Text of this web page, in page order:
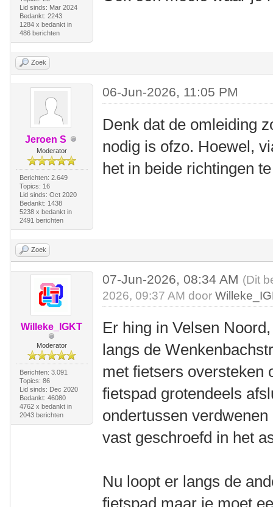
Lid sinds: Mar 2024
Bedankt: 2243
1284 x bedankt in
486 berichten
Zoek
Jeroen S
Moderator
Berichten: 2.649
Topics: 16
Lid sinds: Oct 2020
Bedankt: 1438
5238 x bedankt in
2491 berichten
06-Jun-2026, 11:05 PM
Denk dat de omleiding
nodig is ofzo. Hoewel,
het in beide richtingen
Zoek
Willeke_IGKT
Moderator
Berichten: 3.091
Topics: 86
Lid sinds: Dec 2020
Bedankt: 46080
4762 x bedankt in
2043 berichten
07-Jun-2026, 08:34 AM (Dit
2026, 09:37 AM door
Er hing in Velsen
langs de
met fietsers oversteken
fietspad grotendeels
ondertussen
vast geschroefd in het
Nu loopt er langs de
fietspad maar je moet